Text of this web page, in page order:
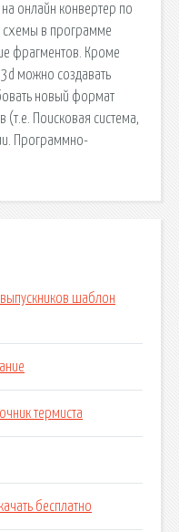
онлайн конвертер по
схемы в программе
фрагментов. Кроме
можно создавать
новый формат
(т.е. Поисковая сиcтема,
Программно-
выпускников шаблон
термиста
бесплатно